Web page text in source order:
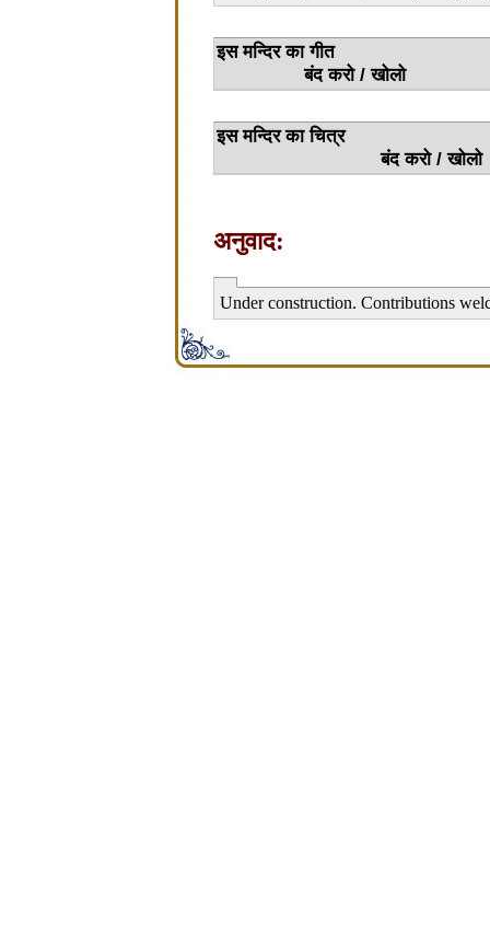
इस
बंद करो / खोलो
इस
बंद करो / खोलो
अनुवाद:
Under construction. Contributions